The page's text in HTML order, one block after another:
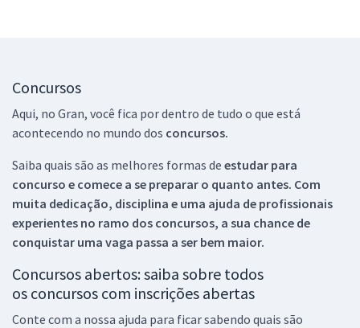
Concursos
Aqui, no Gran, você fica por dentro de tudo o que está
acontecendo no mundo dos concursos.
Saiba quais são as melhores formas de estudar para
concurso e comece a se preparar o quanto antes. Com
muita dedicação, disciplina e uma ajuda de profissionais
experientes no ramo dos concursos, a sua chance de
conquistar uma vaga passa a ser bem maior.
Concursos abertos: saiba sobre todos
os concursos com inscrições abertas
Conte com a nossa ajuda para ficar sabendo quais são